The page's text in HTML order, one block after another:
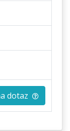
dotaz